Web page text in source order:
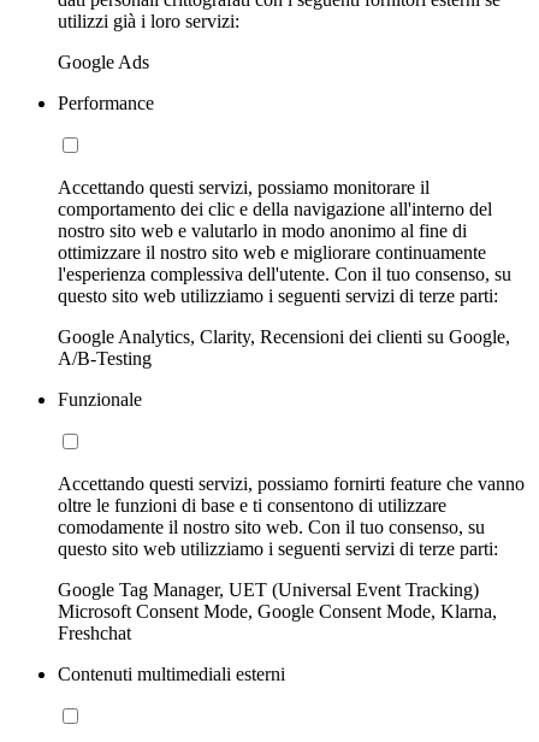
utilizzi già i loro servizi:
Google Ads
Performance
Accettando questi servizi, possiamo monitorare il
comportamento dei clic e della navigazione all'interno del
nostro sito web e valutarlo in modo anonimo al fine di
ottimizzare il nostro sito web e migliorare continuamente
l'esperienza complessiva dell'utente. Con il tuo consenso, su
questo sito web utilizziamo i seguenti servizi di terze parti:
Google Analytics, Clarity, Recensioni dei clienti su Google,
A/B-Testing
Funzionale
Accettando questi servizi, possiamo fornirti feature che vanno
oltre le funzioni di base e ti consentono di utilizzare
comodamente il nostro sito web. Con il tuo consenso, su
questo sito web utilizziamo i seguenti servizi di terze parti:
Google Tag Manager, UET (Universal Event Tracking)
Microsoft Consent Mode, Google Consent Mode, Klarna,
Freshchat
Contenuti multimediali esterni